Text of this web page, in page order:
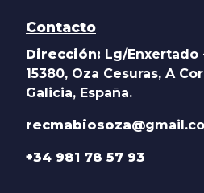
Contacto
Dirección: Lg/Enxertado
15380, Oza Cesuras, A
Galicia, España.
recmabiosoza@
+34 981 78 57 93